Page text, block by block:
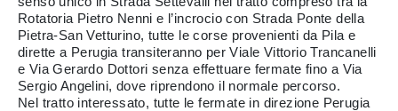
Rotatoria Pietro Nenni e l’incrocio con Strada Ponte della
Pietra-San Vetturino, tutte le corse provenienti da Pila e
dirette a Perugia transiteranno per Viale Vittorio Trancanelli
e Via Gerardo Dottori senza effettuare fermate fino a Via
Sergio Angelini, dove riprendono il normale percorso.
Nel tratto interessato, tutte le fermate in direzione Perugia